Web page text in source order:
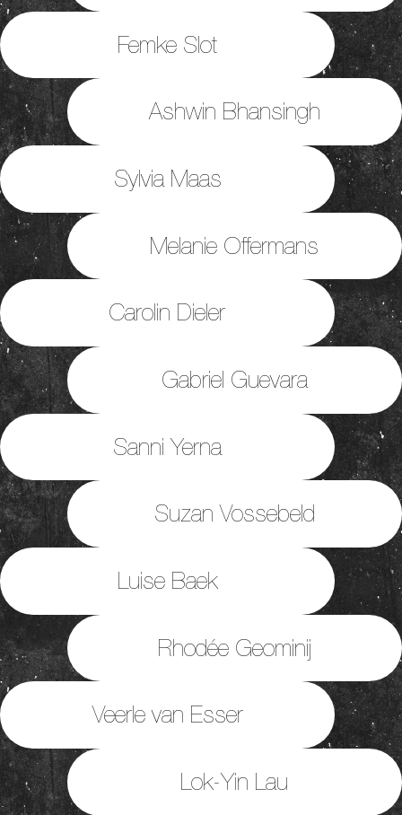
Femke Slot
Ashwin Bhansingh
Sylvia Maas
Melanie Offermans
Carolin Dieler
Gabriel Guevara
Sanni Yerna
Suzan Vossebeld
Luise Baek
Rhodée Geominij
Veerle van Esser
Lok-Yin Lau